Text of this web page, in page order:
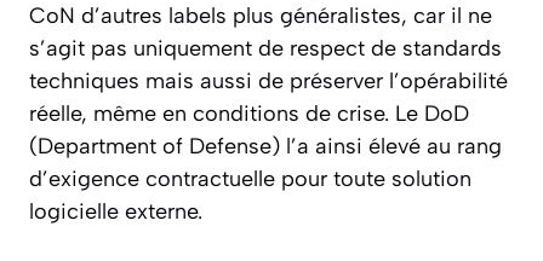
CoN d’autres labels plus généralistes, car il ne
s’agit pas uniquement de respect de standards
techniques mais aussi de préserver l’opérabilité
réelle, même en conditions de crise. Le DoD
(Department of Defense) l’a ainsi élevé au rang
d’exigence contractuelle pour toute solution
logicielle externe.